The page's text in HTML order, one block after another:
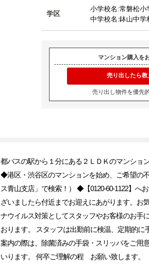
学区
小学校名:常磐松小
中学校名:鉢山中学
マンション購入を
売り出したら教
売り出し物件を優先
都バスの駅から１分にある２ＬＤＫのマンショ
◆港区・渋谷区のマンションを始め、ご希望の
ス青山支店」で検索！） ◆【0120-60-1122】
ざいましたら付近までお迎えにあがります。
ナウイルス対策としてスタッフやお客様のお手
おります。 スタッフは出勤前に検温、定期的
案内の際は、除菌済みの手袋・スリッパをご用
いります。 何卒ご理解の程 お願い致します。